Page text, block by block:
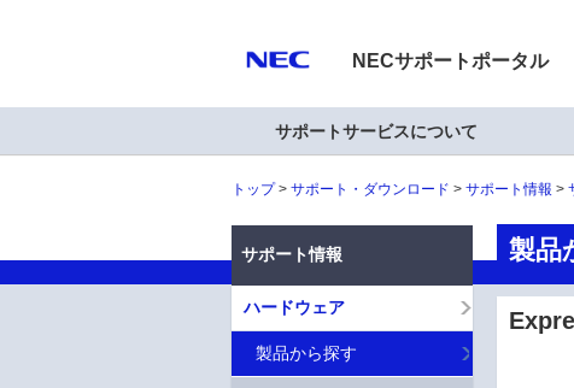
NECサポートポータル
サポートサービスについて
トップ サポート・ダウンロード サポート情報
製品
サポート情報
ハードウェア
製品から探す